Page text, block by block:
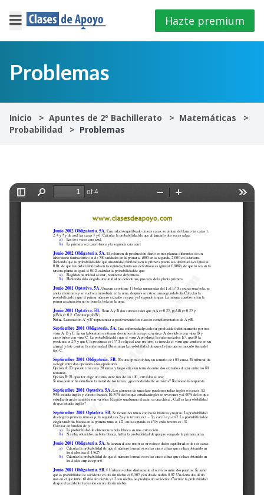
×
sesión
1º
Bachillerato
Bachillerato
Selectividad
Hazte premium
Problemas
Inicio Apuntes de 2º Bachillerato
Matemáticas
Probabilidad
Problemas